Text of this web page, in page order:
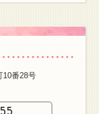
10番28号